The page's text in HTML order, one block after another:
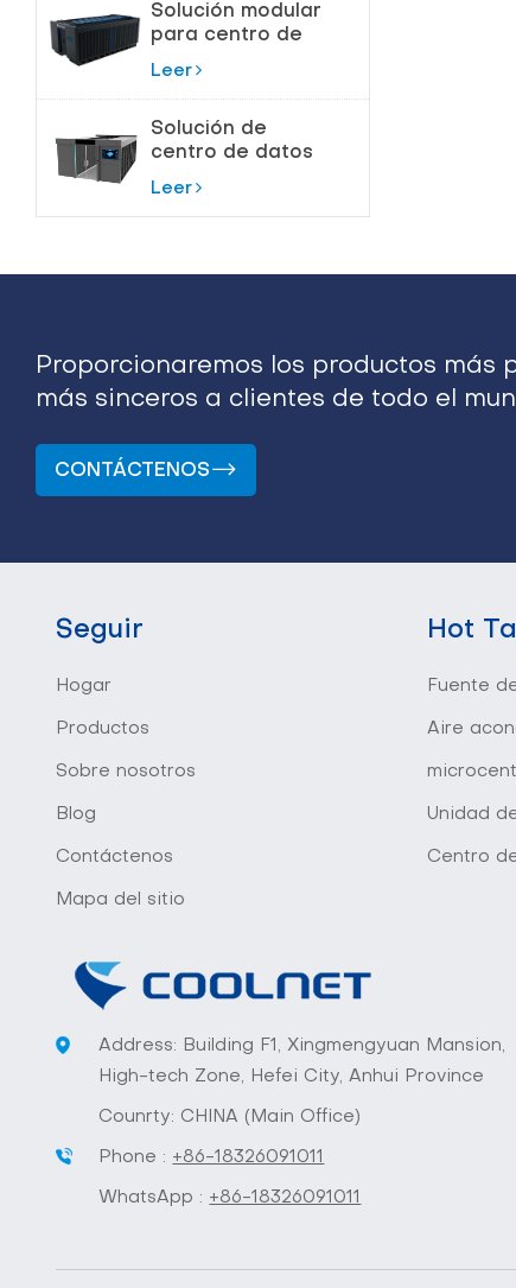
Solución modular
para centro de
datos de sala de
Leer
Solución de
centro de datos
modular
Leer
Proporcionaremos los productos más
más sinceros a clientes de todo el
CONTÁCTENOS
Seguir
Hogar
Productos
Sobre nosotros
Blog
Contáctenos
Mapa del sitio
Hot
Fuente
Aire
Unidad
Centro
Address: Building F1, Xingmengyuan Mansion,
High-tech Zone, Hefei City, Anhui Province
Counrty: CHINA (Main Office)
Phone : +86-18326091011
WhatsApp : +86-18326091011